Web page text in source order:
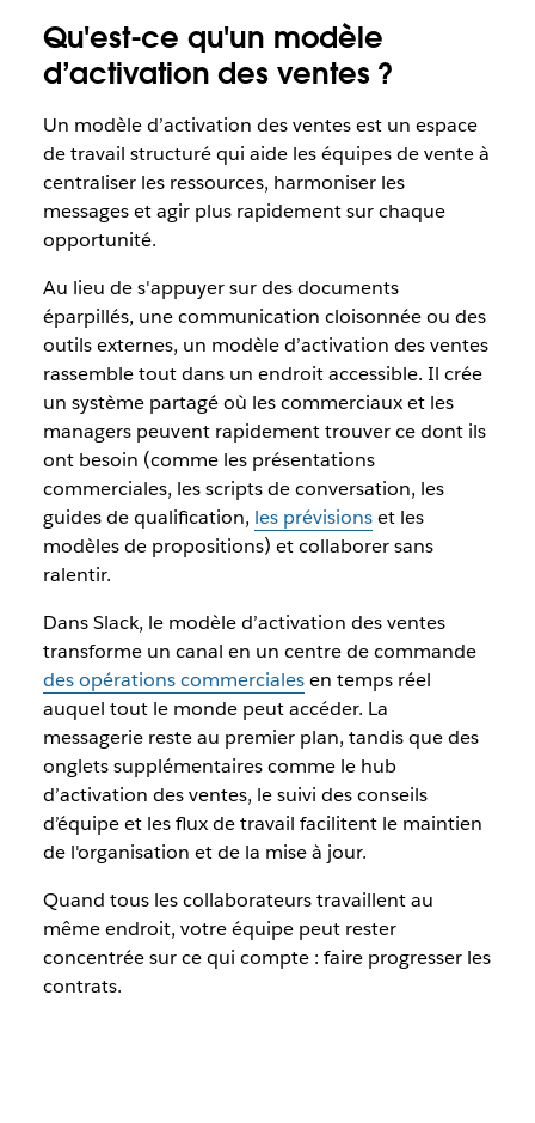
Qu'est-ce qu'un modèle
d’activation des ventes ?
Un modèle d’activation des ventes est un espace
de travail structuré qui aide les équipes de vente à
centraliser les ressources, harmoniser les
messages et agir plus rapidement sur chaque
opportunité.
Au lieu de s'appuyer sur des documents
éparpillés, une communication cloisonnée ou des
outils externes, un modèle d’activation des ventes
rassemble tout dans un endroit accessible. Il crée
un système partagé où les commerciaux et les
managers peuvent rapidement trouver ce dont ils
ont besoin (comme les présentations
commerciales, les scripts de conversation, les
guides de qualification, les prévisionset les
modèles de propositions) et collaborer sans
ralentir.
Dans Slack, le modèle d’activation des ventes
transforme un canal en un centre de commande
des opérations commercialesen temps réel
auquel tout le monde peut accéder. La
messagerie reste au premier plan, tandis que des
onglets supplémentaires comme le hub
d’activation des ventes, le suivi des conseils
d’équipe et les flux de travail facilitent le maintien
de l'organisation et de la mise à jour.
Quand tous les collaborateurs travaillent au
même endroit, votre équipe peut rester
concentrée sur ce qui compte : faire progresser les
contrats.